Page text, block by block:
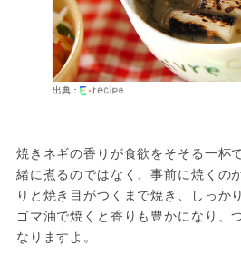
出典：
焼きネギの香りが食欲をそそる一杯
緒に煮るのではなく、事前に焼くの
りと焼き目がつくまで焼き、しっか
ゴマ油で焼くと香りも豊かになり、
なりますよ。